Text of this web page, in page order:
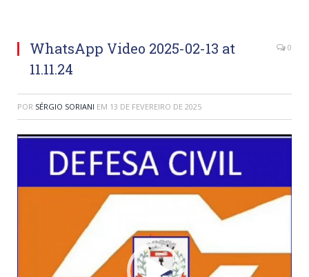
WhatsApp Video 2025-02-13 at
11.11.24
0
POR SÉRGIO SORIANI EM 13 DE FEVEREIRO DE 2025
Tocador